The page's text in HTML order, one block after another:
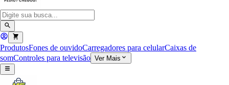
ProdutosFones de ouvidoCarregadores para celularCaixas de
somControles para televisão Ver Mais